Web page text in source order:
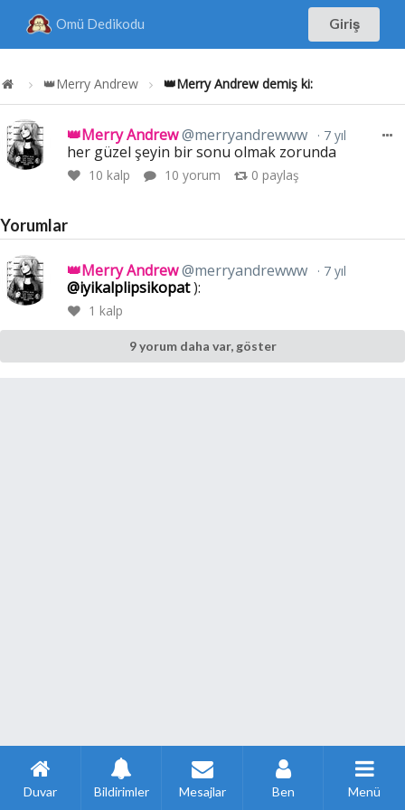
Omü Dedikodu Giriş
👑Merry Andrew 👑Merry Andrew demiş ki:
👑Merry Andrew@merryandrewww 7 yıl
her güzel şeyin bir sonu olmak zorunda
10 kalp 10 yorum 0 paylaş
Yorumlar
👑Merry Andrew@merryandrewww 7 yıl
@iyikalplipsikopat):
1 kalp
9 yorum daha var, göster
Duvar Bildirimler Mesajlar Ben Menü